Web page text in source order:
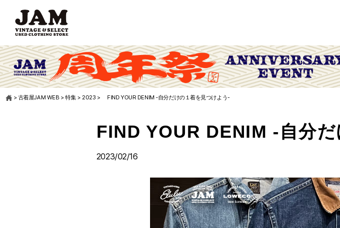
> 古着屋JAM WEB >特集> 2023 > FIND YOUR DENIM -自分だけの１着を見つけよう-
FIND YOUR DENIM -自分
2023/02/16